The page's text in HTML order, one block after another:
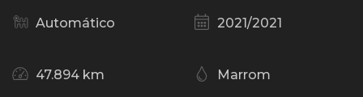
Automático 2021/2021
47.894 km Marrom